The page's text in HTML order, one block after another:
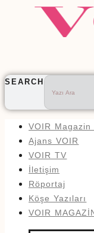
SEARCH
VOIR
Ajans VOIR
VOIR TV
İletişim
Röportaj
Köşe Yazıları
VOIR